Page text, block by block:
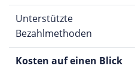
Unterstützte
Bezahlmethoden
Kosten auf einen Blick